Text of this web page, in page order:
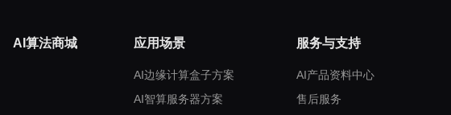
AI算法商城 应用场景
AI边缘计算盒子方案
AI智算服务器方案
服务与支持
AI产品资料中心
售后服务